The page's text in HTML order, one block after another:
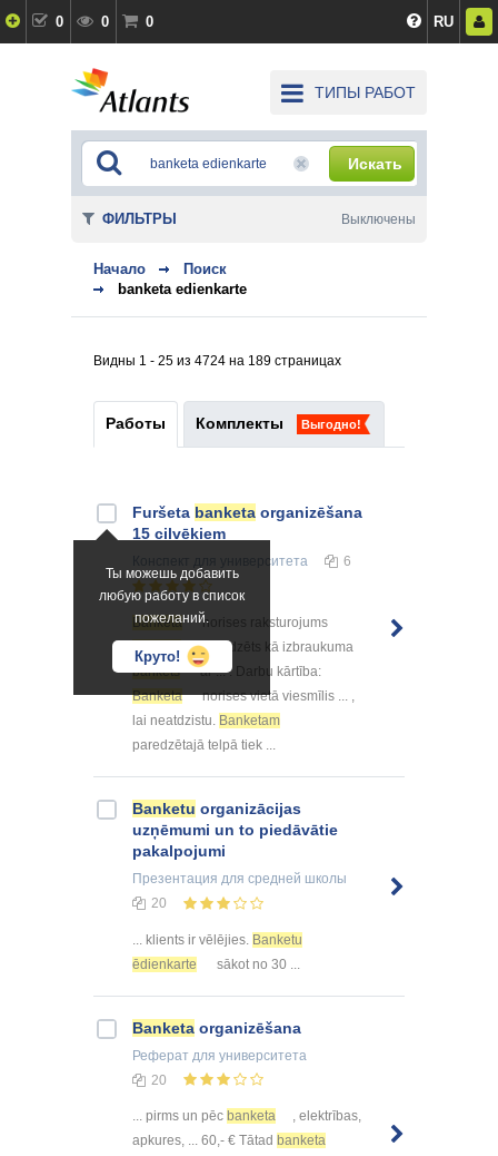
0 0 0 RU
ТИПЫ РАБОТ
Искать
Начало
Поиск
banketa edienkarte
Видны 1 - 25 из 4724 на 189 страницах
Работы Комплекты Выгодно!
Ты можешь добавить
любую работу в список
пожеланий.
Круто!
Furšeta banketa organizēšana
15 cilvēkiem
для университета 6
Banketa
norises raksturojums
Bankets
paredzēts kā izbraukuma
bankets
ar ... . Darbu kārtība:
Banketa
norises vietā viesmīlis ... ,
lai neatdzistu. Banketam
paredzētajā telpā tiek ...
Banketu organizācijas
uzņēmumi un to piedāvātie
pakalpojumi
Презентация для средней школы
20
... klients ir vēlējies. Banketu
ēdienkarte
sākot no 30 ...
Banketa organizēšana
Реферат для университета
20
... pirms un pēc banketa
, elektrības,
apkures, ... 60,- € Tātad banketa
ФИЛЬТРЫ Выключены